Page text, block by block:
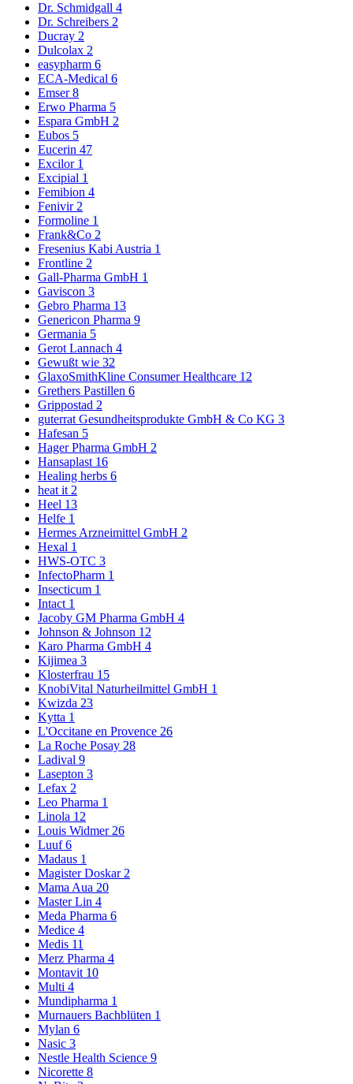
Dr. Schmidgall 4
Dr. Schreibers 2
Ducray 2
Dulcolax 2
easypharm 6
ECA-Medical 6
Emser8
Erwo Pharma 5
Espara GmbH 2
Eubos 5
Eucerin 47
Excilor 1
Excipial 1
Femibion 4
Fenivir 2
Formoline 1
Frank&Co 2
Fresenius Kabi Austria 1
Frontline 2
Gall-Pharma GmbH 1
Gaviscon 3
Gebro Pharma 13
Genericon Pharma 9
Germania 5
Gerot Lannach 4
Gewußt wie 32
GlaxoSmithKline Consumer Healthcare 12
Grethers Pastillen 6
Grippostad 2
guterrat Gesundheitsprodukte GmbH & Co KG 3
Hafesan 5
Hager Pharma GmbH 2
Hansaplast 16
Healing herbs 6
heat it 2
Heel 13
Helfe 1
Hermes Arzneimittel GmbH 2
Hexal 1
HWS-OTC 3
InfectoPharm 1
Insecticum 1
Intact 1
Jacoby GM Pharma GmbH 4
Johnson & Johnson 12
Karo Pharma GmbH 4
Kijimea 3
Klosterfrau 15
KnobiVital Naturheilmittel GmbH 1
Kwizda 23
Kytta 1
L'Occitane en Provence 26
La Roche Posay 28
Ladival 9
Lasepton 3
Lefax 2
Leo Pharma 1
Linola 12
Louis Widmer 26
Luuf6
Madaus 1
Magister Doskar 2
Mama Aua 20
Master Lin 4
Meda Pharma 6
Medice 4
Medis 11
Merz Pharma 4
Montavit 10
Multi 4
Mundipharma 1
Murnauers Bachblüten 1
Mylan 6
Nasic 3
Nestle Health Science 9
Nicorette 8